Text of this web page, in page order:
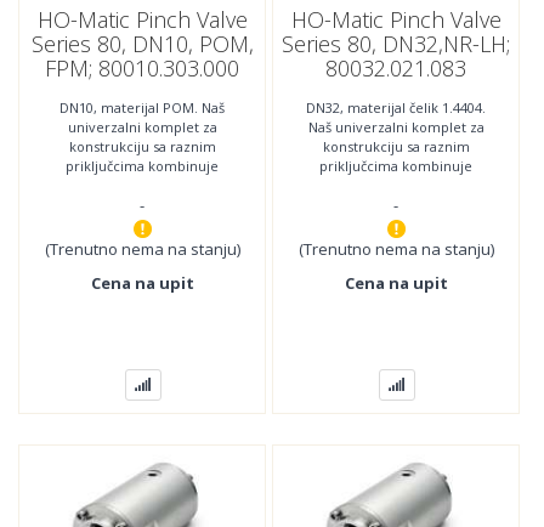
HO-Matic Pinch Valve
Series 80, DN10, POM,
FPM; 80010.303.000
DN10, materijal POM. Naš
univerzalni komplet za
konstrukciju sa raznim
priključcima kombinuje
najboljom jednostavnošću
-
(Trenutno nema na stanju)
Cena na upit
HO-Matic Pinch Valve
Series 80, DN32,NR-LH;
80032.021.083
DN32, materijal čelik 1.4404.
Naš univerzalni komplet za
konstrukciju sa raznim
priključcima kombinuje
najboljom jednostavnošću
-
(Trenutno nema na stanju)
Cena na upit